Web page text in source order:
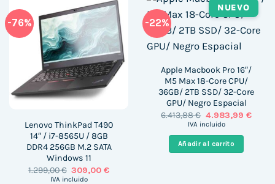
-76%
Lenovo ThinkPad T490
14″ / i7-8565U / 8GB
DDR4 256GB M.2 SATA
Windows 11
1.299,00€ El
precio
309,00€El
IVA incluido
-22%
NUEVO
Apple Macbook Pro 16″/
M5 Max 18-Core CPU/
36GB/ 2TB SSD/ 32-Core
GPU/ Negro Espacial
6.413,88€ El
precio
era:
6.413,88 €.
4.983,99 €El
IVA incluido
Añadir al carrito